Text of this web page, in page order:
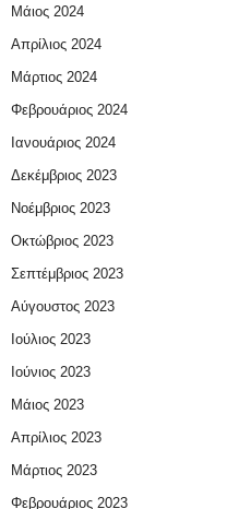
Μάιος 2024
Απρίλιος 2024
Μάρτιος 2024
Φεβρουάριος 2024
Ιανουάριος 2024
Δεκέμβριος 2023
Νοέμβριος 2023
Οκτώβριος 2023
Σεπτέμβριος 2023
Αύγουστος 2023
Ιούλιος 2023
Ιούνιος 2023
Μάιος 2023
Απρίλιος 2023
Μάρτιος 2023
Φεβρουάριος 2023